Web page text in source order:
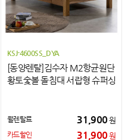
KSJ-4600SS_DYA
[동양렌탈]김수자 M2항균원단
황토숯볼 돌침대 서랍형 슈퍼싱
월렌탈료 31,900원
카드할인 31,900원